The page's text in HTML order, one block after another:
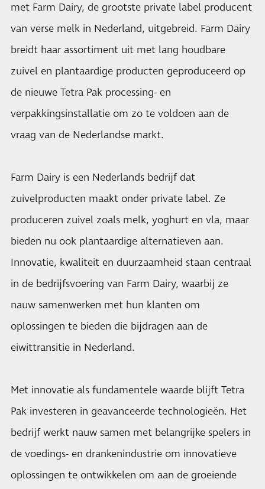
met Farm Dairy, de grootste private label producent
van verse melk in Nederland, uitgebreid. Farm Dairy
breidt haar assortiment uit met lang houdbare
zuivel en plantaardige producten geproduceerd op
de nieuwe Tetra Pak processing- en
verpakkingsinstallatie om zo te voldoen aan de
vraag van de Nederlandse markt.
Farm Dairy is een Nederlands bedrijf dat
zuivelproducten maakt onder private label. Ze
produceren zuivel zoals melk, yoghurt en vla, maar
bieden nu ook plantaardige alternatieven aan.
Innovatie, kwaliteit en duurzaamheid staan centraal
in de bedrijfsvoering van Farm Dairy, waarbij ze
nauw samenwerken met hun klanten om
oplossingen te bieden die bijdragen aan de
eiwittransitie in Nederland.
Met innovatie als fundamentele waarde blijft Tetra
Pak investeren in geavanceerde technologieën. Het
bedrijf werkt nauw samen met belangrijke spelers in
de voedings- en drankenindustrie om innovatieve
oplossingen te ontwikkelen om aan de groeiende